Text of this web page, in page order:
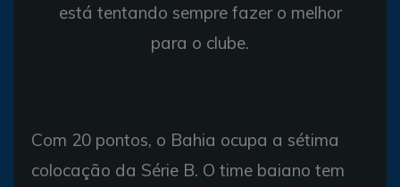
está tentando sempre fazer o melhor
para o clube.
Com 20 pontos, o Bahia ocupa a sétima
colocação da Série B. O time baiano tem